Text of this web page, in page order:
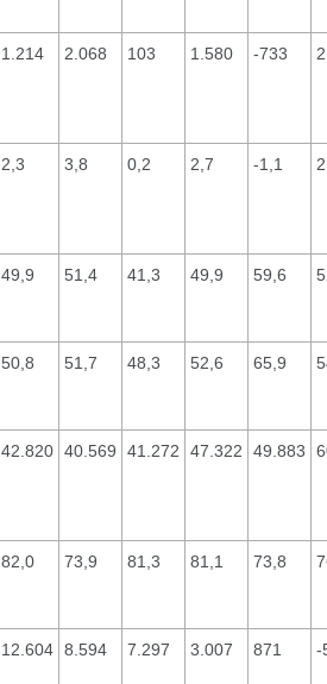
1.214 2.068 103 1.580 -733
2,3 3,8 0,2 2,7 -1,1
49,9 51,4 41,3 49,9 59,6
50,8 51,7 48,3 52,6 65,9
42.820 40.569 41.272 47.322 49.883
82,0 73,9 81,3 81,1 73,8
12.604 8.594 7.297 3.007 871 -